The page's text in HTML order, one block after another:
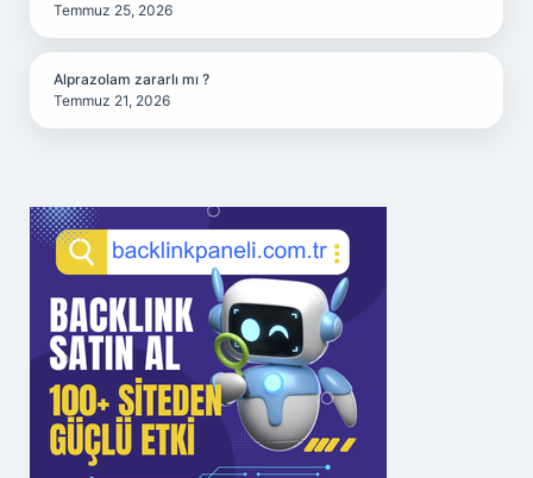
Temmuz 25, 2026
Alprazolam zararlı mı ?
Temmuz 21, 2026